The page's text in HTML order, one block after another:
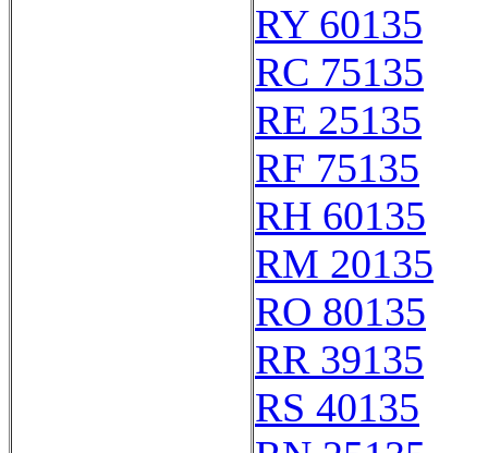
RY 60135
RC 75135
RE 25135
RF 75135
RH 60135
RM 20135
RO 80135
RR 39135
RS 40135